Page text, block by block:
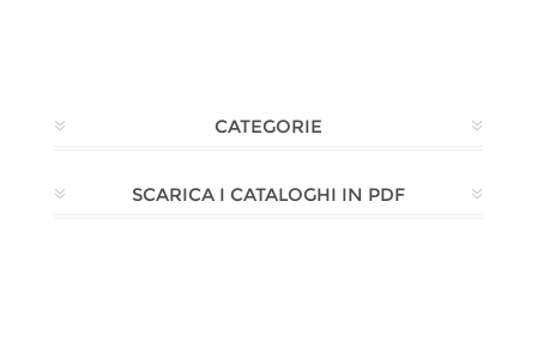
CATEGORIE
SCARICA I CATALOGHI IN PDF